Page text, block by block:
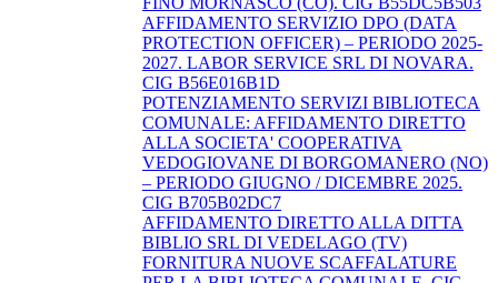
AFFIDAMENTO SERVIZIO DPO (DATA
PROTECTION OFFICER) – PERIODO 2025-
2027. LABOR SERVICE SRL DI NOVARA.
CIG B56E016B1D
POTENZIAMENTO SERVIZI BIBLIOTECA
COMUNALE: AFFIDAMENTO DIRETTO
ALLA SOCIETA' COOPERATIVA
VEDOGIOVANE DI BORGOMANERO (NO)
– PERIODO GIUGNO / DICEMBRE 2025.
CIG B705B02DC7
AFFIDAMENTO DIRETTO ALLA DITTA
BIBLIO SRL DI VEDELAGO (TV)
FORNITURA NUOVE SCAFFALATURE